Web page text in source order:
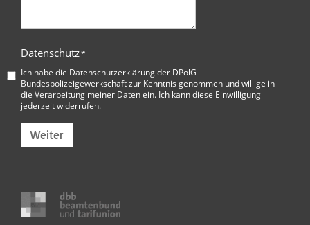
Datenschutz*
Ich habe die Datenschutzerklärung der DPolG
Bundespolizeigewerkschaftzur Kenntnis genommen und willige in
die Verarbeitung meiner Daten ein. Ich kann diese Einwilligung
jederzeit widerrufen.
Weiter